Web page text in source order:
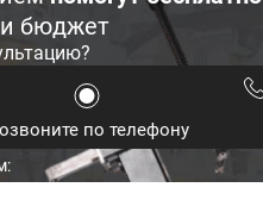
бюджет
по телефону